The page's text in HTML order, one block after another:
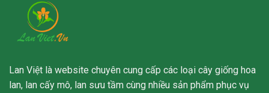
Lan Việt là website chuyên cung cấp các loại cây giống hoa
lan, lan cấy mô, lan sưu tầm cùng nhiều sản phẩm phục vụ